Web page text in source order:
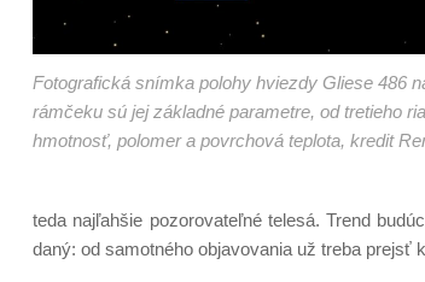
Fotografická snímka polohy hviezdy Gliese 486
rámčeku sú jej základné parametre, od tretieho
hmotnosť, polomer a povrchová teplota, kredit
teda najľahšie pozorovateľné telesá. Trend
daný: od samotného objavovania už treba prejsť